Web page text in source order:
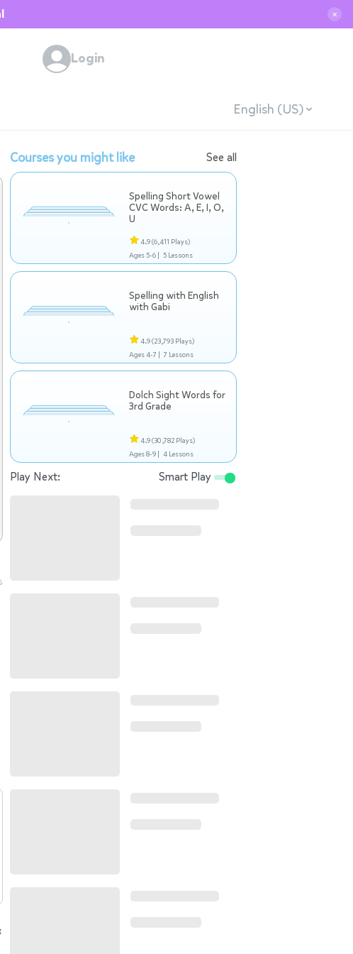
✕
Login
English (US)
Courses you might like See all
Spelling Short Vowel
CVC Words: A, E, I, O,
U
4.9(6,411 Plays)
Ages 5-6 | 5 Lessons
Spelling with English
with Gabi
4.9(23,793 Plays)
Ages 4-7 | 7 Lessons
Dolch Sight Words for
3rd Grade
4.9(30,782 Plays)
Ages 8-9 | 4 Lessons
Play Next: Smart Play